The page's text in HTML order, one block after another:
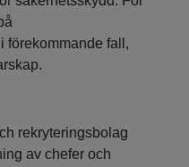
förekommande fall,
rekryteringsbolag
av chefer och